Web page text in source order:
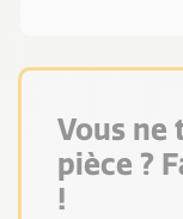
Vous ne
pièce ?
!